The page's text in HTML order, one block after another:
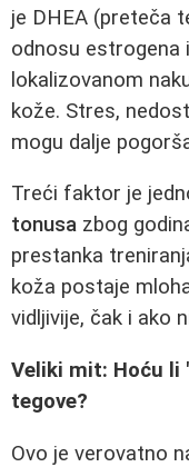
je DHEA (preteča
odnosu
lokalizovanom
kože. Stres,
mogu dalje
Treći faktor je
tonusa zbog
prestanka
koža postaje
vidljivije, čak i ako
Veliki mit: Hoću li
tegove?
Ovo je verovatno